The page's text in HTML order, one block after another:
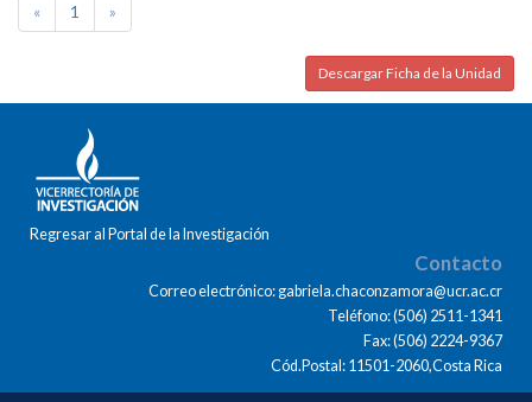
« 1 »
Descargar Ficha de la Unidad
Regresar al Portal de la Investigación
Contacto
Correo electrónico: gabriela.chaconzamora@ucr.ac.cr
Teléfono: (506) 2511-1341
Fax: (506) 2224-9367
Cód.Postal: 11501-2060,Costa Rica